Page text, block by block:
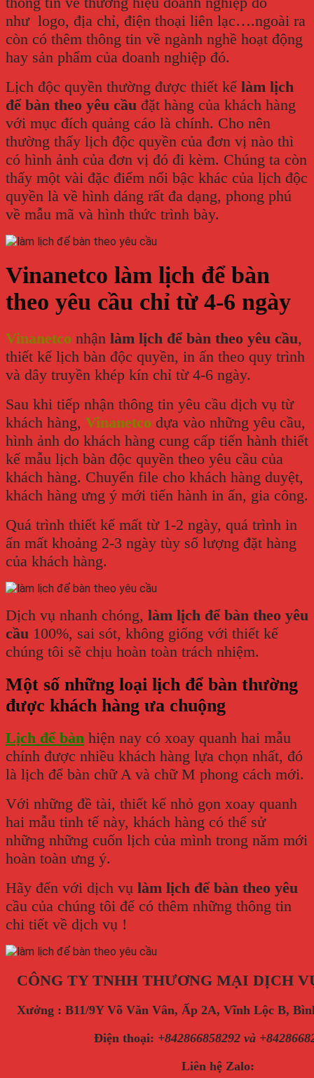
như logo, địa chỉ, điện thoại liên lạc….ngoài ra
còn có thêm thông tin về ngành nghề hoạt động
hay sản phẩm của doanh nghiệp đó.
Lịch độc quyền thường được thiết kế làm lịch
để bàn theo yêu cầu đặt hàng của khách hàng
với mục đích quảng cáo là chính. Cho nên
thường thấy lịch độc quyền của đơn vị nào thì
có hình ảnh của đơn vị đó đi kèm. Chúng ta còn
thấy một vài đặc điểm nổi bậc khác của lịch độc
quyền là về hình dáng rất đa dạng, phong phú
về mẫu mã và hình thức trình bày.
Vinanetco làm lịch để bàn
theo yêu cầu chỉ từ 4-6 ngày
Vinanetco nhận làm lịch để bàn theo yêu cầu,
thiết kế lịch bàn độc quyền, in ấn theo quy trình
và dây truyền khép kín chỉ từ 4-6 ngày.
Sau khi tiếp nhận thông tin yêu cầu dịch vụ từ
khách hàng, Vinanetco dựa vào những yêu cầu,
hình ảnh do khách hàng cung cấp tiến hành thiết
kế mẫu lịch bàn độc quyền theo yêu cầu của
khách hàng. Chuyển file cho khách hàng duyệt,
khách hàng ưng ý mới tiến hành in ấn, gia công.
Quá trình thiết kế mất từ 1-2 ngày, quá trình in
ấn mất khoảng 2-3 ngày tùy số lượng đặt hàng
của khách hàng.
Dịch vụ nhanh chóng, làm lịch để bàn theo yêu
cầu 100%, sai sót, không giống với thiết kế
chúng tôi sẽ chịu hoàn toàn trách nhiệm.
Một số những loại lịch để bàn thường
được khách hàng ưa chuộng
Lịch để bàn hiện nay có xoay quanh hai mẫu
chính được nhiều khách hàng lựa chọn nhất, đó
là lịch để bàn chữ A và chữ M phong cách mới.
Với những đề tài, thiết kế nhỏ gọn xoay quanh
hai mẫu tinh tế này, khách hàng có thể sử
những những cuốn lịch của mình trong năm mới
hoàn toàn ưng ý.
Hãy đến với dịch vụ làm lịch để bàn theo yêu
cầu của chúng tôi để có thêm những thông tin
chi tiết về dịch vụ !
CÔNG TY TNHH THƯƠNG MẠI DỊCH
Xưởng : B11/9Y Võ Văn Vân, Ấp 2A, Vĩnh Lộc B,
Điện thoại: +842866858292 và
Liên hệ Zalo: